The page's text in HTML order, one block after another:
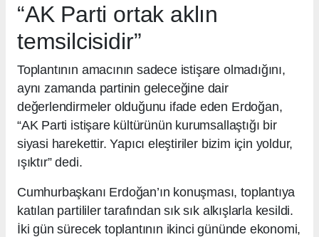
“AK Parti ortak aklın
temsilcisidir”
Toplantının amacının sadece istişare olmadığını,
aynı zamanda partinin geleceğine dair
değerlendirmeler olduğunu ifade eden Erdoğan,
“AK Parti istişare kültürünün kurumsallaştığı bir
siyasi harekettir. Yapıcı eleştiriler bizim için yoldur,
ışıktır” dedi.
Cumhurbaşkanı Erdoğan’ın konuşması, toplantıya
katılan partililer tarafından sık sık alkışlarla kesildi.
İki gün sürecek toplantının ikinci gününde ekonomi,